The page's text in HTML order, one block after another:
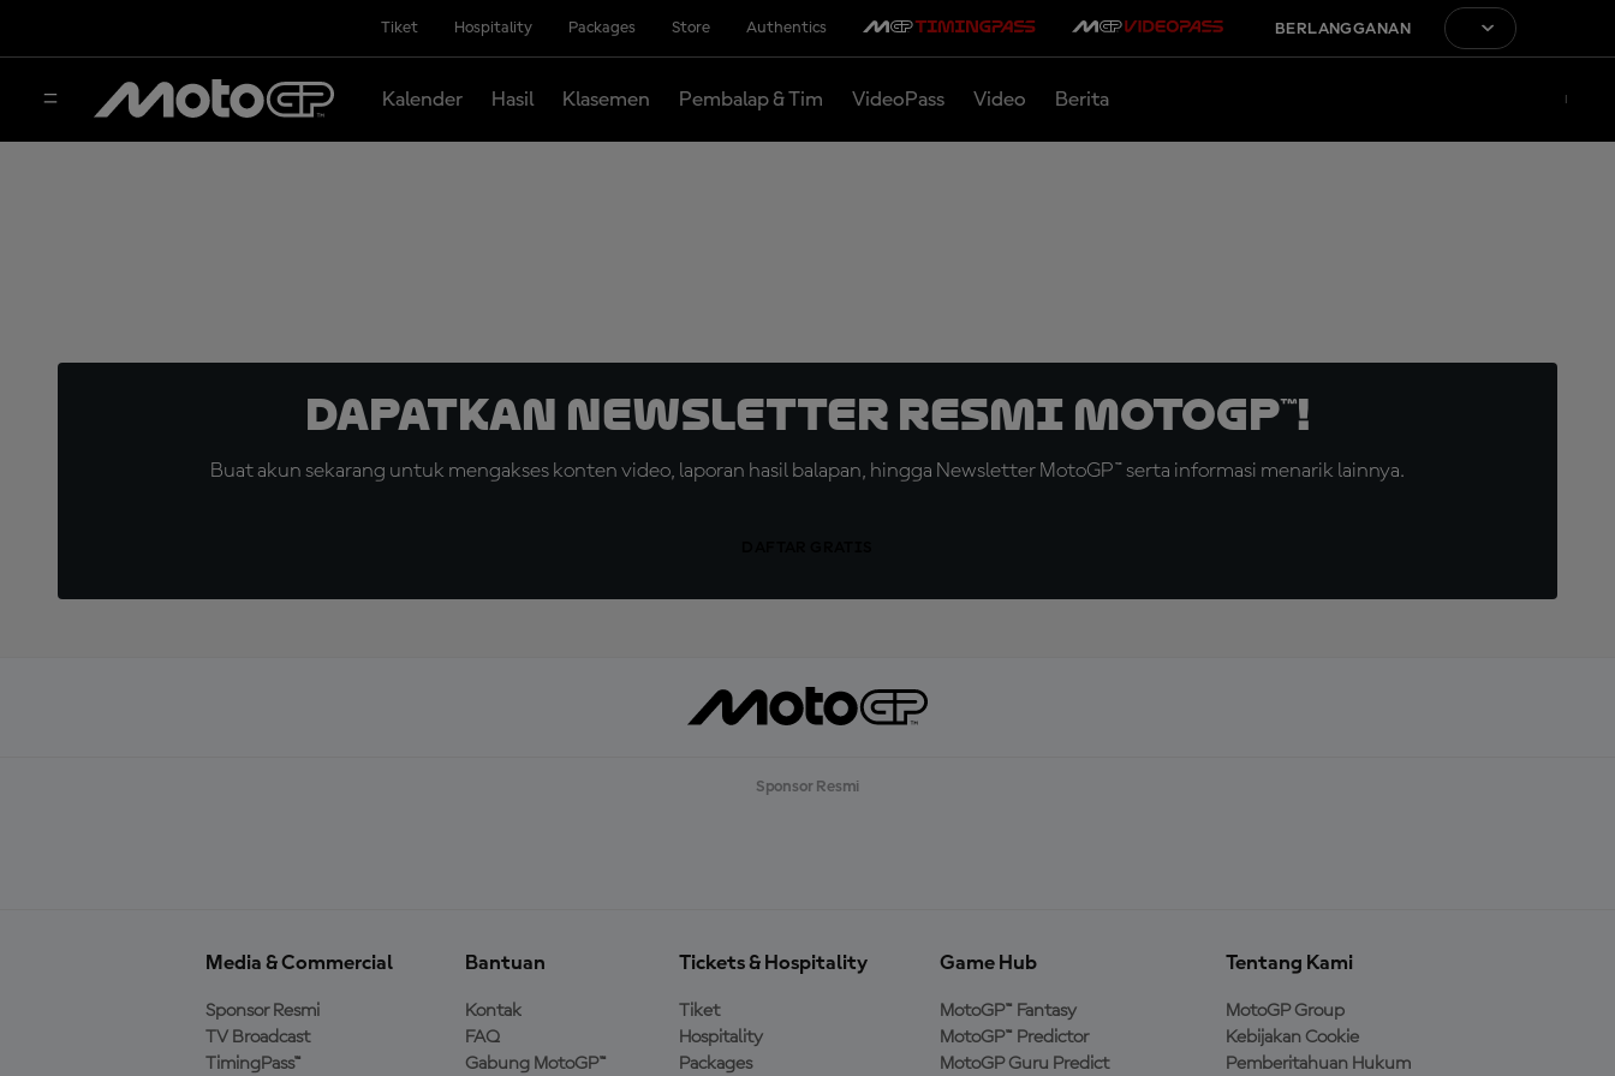
Tiket Hospitality Packages Store Authentics BERLANGGANAN
Kalender Hasil Klasemen Pembalap & Tim VideoPass Video Berita
Dapatkan Newsletter Resmi MotoGP™!
Buat akun sekarang untuk mengakses konten video, laporan hasil balapan, hingga Newsletter MotoGP™ serta informasi menarik lainnya.
Sponsor Resmi
Media & Commercial
Sponsor Resmi
TV Broadcast
TimingPass™
Bantuan
Kontak
FAQ
Gabung MotoGP™
Tickets & Hospitality
Tiket
Hospitality
Packages
Game Hub
MotoGP™ Fantasy
MotoGP™ Predictor
MotoGP Guru Predict
Tentang Kami
MotoGP Group
Kebijakan Cookie
Pemberitahuan Hukum